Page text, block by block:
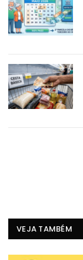
VEJA TAMBÉM